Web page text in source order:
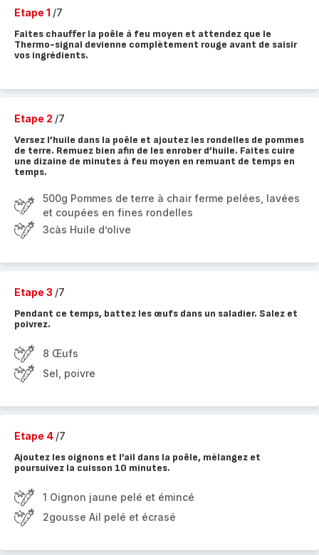
Etape 1 /7
Faites chauffer la poêle à feu moyen et attendez que le
Thermo-signal devienne complètement rouge avant de saisir
vos ingrédients.
Etape 2 /7
Versez l’huile dans la poêle et ajoutez les rondelles de pommes
de terre. Remuez bien afin de les enrober d’huile. Faites cuire
une dizaine de minutes à feu moyen en remuant de temps en
temps.
500g Pommes de terre à chair ferme pelées, lavées
et coupées en fines rondelles
3càs Huile d’olive
Etape 3 /7
Pendant ce temps, battez les œufs dans un saladier. Salez et
poivrez.
8 Œufs
Sel, poivre
Etape 4 /7
Ajoutez les oignons et l’ail dans la poêle, mélangez et
poursuivez la cuisson 10 minutes.
1 Oignon jaune pelé et émincé
2gousse Ail pelé et écrasé